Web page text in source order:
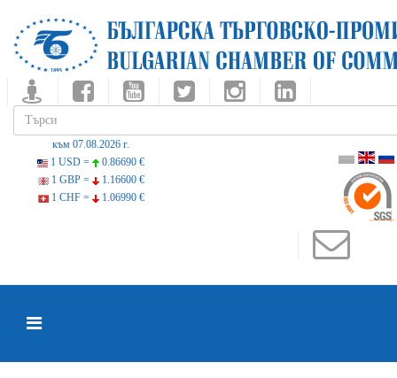
към 07.08.2026 г.
1 USD =
0.86690 €
1 GBP =
1.16600 €
1 CHF =
1.06990 €